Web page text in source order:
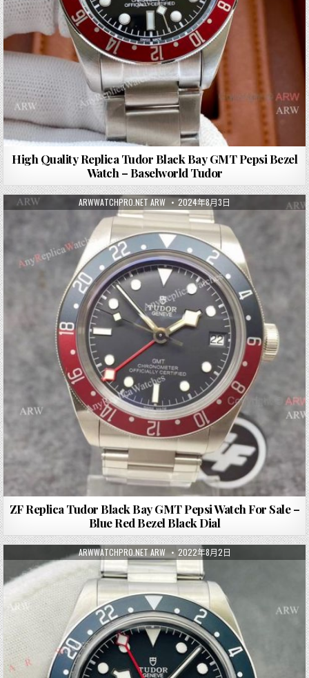
High Quality Replica Tudor Black Bay GMT Pepsi Bezel
Watch – Baselworld Tudor
ARWWATCHPRO.NET ARW 2024年8月3日
ZF Replica Tudor Black Bay GMT Pepsi Watch For Sale –
Blue Red Bezel Black Dial
ARWWATCHPRO.NET ARW 2022年8月2日